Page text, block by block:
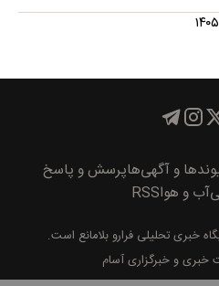
و آگهی‌هاپرسش و پاسخ
آب و هواRSS
خبری تحليلی فرارو بلامانع است.
و خبرگزاری آسام